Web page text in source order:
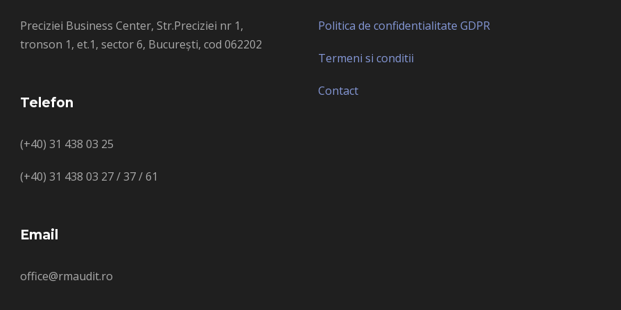
Preciziei Business Center, Str.Preciziei nr 1,
tronson 1, et.1, sector 6, București, cod 062202
Telefon
(+40) 31 438 03 25
(+40) 31 438 03 27 / 37 / 61
Email
office@rmaudit.ro
Politica de confidentialitate GDPR
Termeni si conditii
Contact